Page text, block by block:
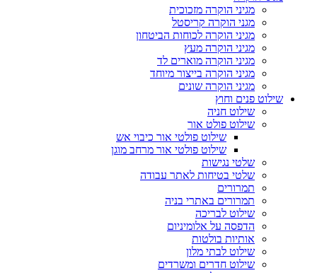
מגיני הוקרה מזכוכית
מגני הוקרה קריסטל
מגיני הוקרה לכוחות הביטחון
מגיני הוקרה מעץ
מגיני הוקרה מוארים לד
מגיני הוקרה בייצור מיוחד
מגיני הוקרה שונים
שילוט פנים וחוץ
שילוט חניה
שילוט פולט אור
שילוט פולטי אור כיבוי אש
שילוט פולטי אור מרחב מוגן
שלטי נגישות
שלטי בטיחות לאתר עבודה
תמרורים
תמרורים באתרי בניה
שילוט לבריכה
הדפסה על אלומיניום
אותיות בולטות
שילוט לבתי מלון
שילוט חדרים ומשרדים